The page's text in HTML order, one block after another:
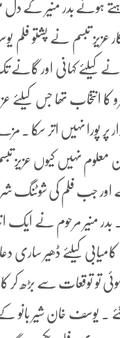
ہوئے بدر منیر کے
کیلئے کہانی اور
کا انتخاب تھا جس
پر پورا نہیں اتر سکا ۔
نہیں کیوں عزیز
اور جب فلم کی
منیر مرحوم نے ایک
کیلئے ڈھیر ساری
تو توقعات سے بڑھ کر
یوسف خان شیر بانو کے